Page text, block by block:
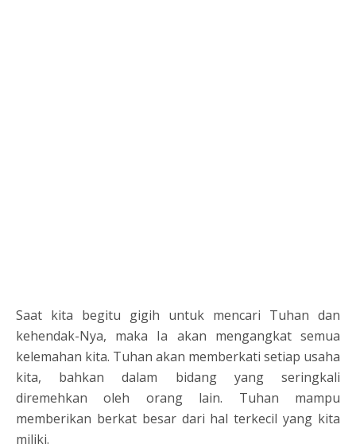
Saat kita begitu gigih untuk mencari Tuhan dan
kehendak-Nya, maka Ia akan mengangkat semua
kelemahan kita. Tuhan akan memberkati setiap usaha
kita, bahkan dalam bidang yang seringkali
diremehkan oleh orang lain. Tuhan mampu
memberikan berkat besar dari hal terkecil yang kita
miliki.